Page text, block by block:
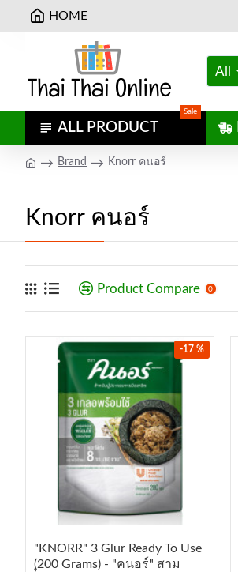
HOME
All
ALL PRODUCT
Sale
Brand Knorr คนอร์
Knorr คนอร์
Product Compare 0
-17 %
"KNORR" 3 Glur Ready To Use
(ุ200 Grams) - "คนอร์" สาม